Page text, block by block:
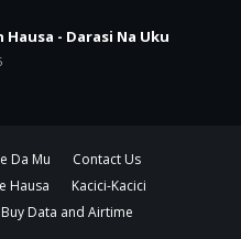
- Darasi Na Uku
Da Mu
Contact Us
Hausa
Kacici-Kacici
Buy Data and Airtime